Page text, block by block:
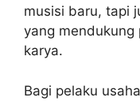
musisi baru, tapi
yang
karya.
Bagi pelaku